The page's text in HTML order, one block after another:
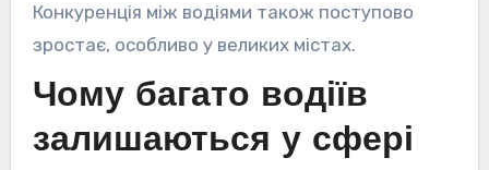
Конкуренція між водіями також поступово
зростає, особливо у великих містах.
Чому багато водіїв
залишаються у сфері